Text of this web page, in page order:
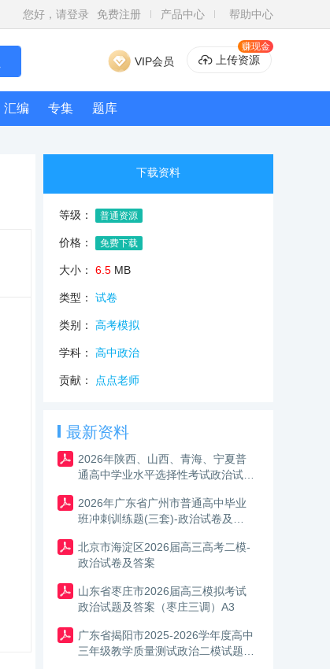
您好，请登录 免费注册 产品中心 帮助中心
VIP会员 上传资源
赚现金
汇编 专集 题库
下载资料
等级： 普通资源
价格： 免费下载
大小： 6.5MB
类型： 试卷
类别： 高考模拟
学科： 高中政治
贡献： 点点老师
最新资料
2026年陕西、山西、青海、宁夏普
通高中学业水平选择性考试政治试卷
2026年广东省广州市普通高中毕业
班冲刺训练题(三套)-政治试卷及答
北京市海淀区2026届高三高考二模-
政治试卷及答案
山东省枣庄市2026届高三模拟考试
政治试题及答案（枣庄三调）A3
广东省揭阳市2025-2026学年度高中
三年级教学质量测试政治二模试题及